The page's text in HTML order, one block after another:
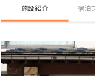
施設紹介 宿泊